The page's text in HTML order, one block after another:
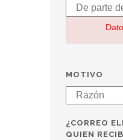
MOTIVO
¿CORREO
QUIEN